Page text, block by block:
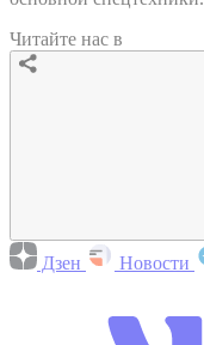
Читайте нас в
Дзен Новости